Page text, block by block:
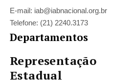
E-mail: iab@iabnacional.org.br
Telefone: (21) 2240.3173
Departamentos
Representação
Estadual